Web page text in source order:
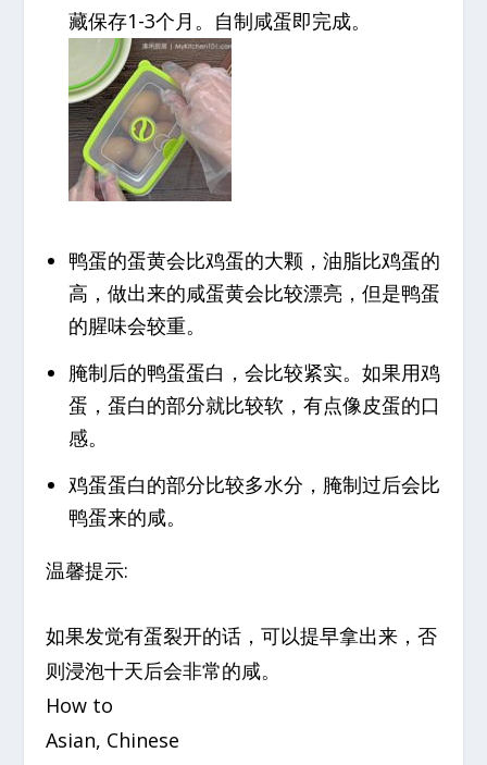
藏保存1-3个月。自制咸蛋即完成。
鸭蛋的蛋黄会比鸡蛋的大颗，油脂比鸡蛋的
高，做出来的咸蛋黄会比较漂亮，但是鸭蛋
的腥味会较重。
腌制后的鸭蛋蛋白，会比较紧实。如果用鸡
蛋，蛋白的部分就比较软，有点像皮蛋的口
感。
鸡蛋蛋白的部分比较多水分，腌制过后会比
鸭蛋来的咸。
温馨提示:
如果发觉有蛋裂开的话，可以提早拿出来，否
则浸泡十天后会非常的咸。
How to
Asian, Chinese